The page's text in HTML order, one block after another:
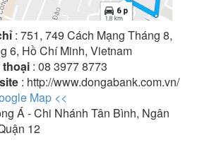
: 751, 749 Cách Mạng Tháng 8,
6, Hồ Chí Minh, Vietnam
: 08 3977 8773
: http://www.dongabank.com.vn/
Map <<
Á - Chi Nhánh Tân Bình, Ngân
12